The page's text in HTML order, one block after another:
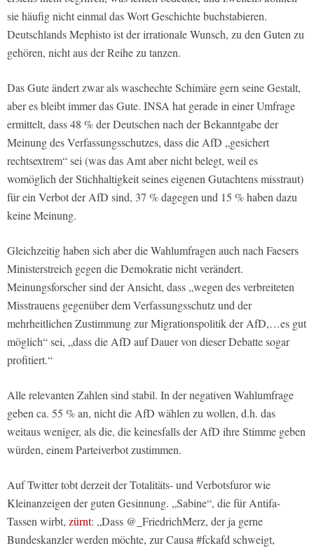
sie häufig nicht einmal das Wort Geschichte buchstabieren.
Deutschlands Mephisto ist der irrationale Wunsch, zu den Guten zu
gehören, nicht aus der Reihe zu tanzen.
Das Gute ändert zwar als waschechte Schimäre gern seine Gestalt,
aber es bleibt immer das Gute. INSA hat gerade in einer Umfrage
ermittelt, dass 48 % der Deutschen nach der Bekanntgabe der
Meinung des Verfassungsschutzes, dass die AfD „gesichert
rechtsextrem“ sei (was das Amt aber nicht belegt, weil es
womöglich der Stichhaltigkeit seines eigenen Gutachtens misstraut)
für ein Verbot der AfD sind, 37 % dagegen und 15 % haben dazu
keine Meinung.
Gleichzeitig haben sich aber die Wahlumfragen auch nach Faesers
Ministerstreich gegen die Demokratie nicht verändert.
Meinungsforscher sind der Ansicht, dass „wegen des verbreiteten
Misstrauens gegenüber dem Verfassungsschutz und der
mehrheitlichen Zustimmung zur Migrationspolitik der AfD,…es gut
möglich“ sei, „dass die AfD auf Dauer von dieser Debatte sogar
profitiert.“
Alle relevanten Zahlen sind stabil. In der negativen Wahlumfrage
geben ca. 55 % an, nicht die AfD wählen zu wollen, d.h. das
weitaus weniger, als die, die keinesfalls der AfD ihre Stimme geben
würden, einem Parteiverbot zustimmen.
Auf Twitter tobt derzeit der Totalitäts- und Verbotsfuror wie
Kleinanzeigen der guten Gesinnung. „Sabine“, die für Antifa-
Tassen wirbt, zürnt: „Dass @_FriedrichMerz, der ja gerne
Bundeskanzler werden möchte, zur Causa #fckafd schweigt,